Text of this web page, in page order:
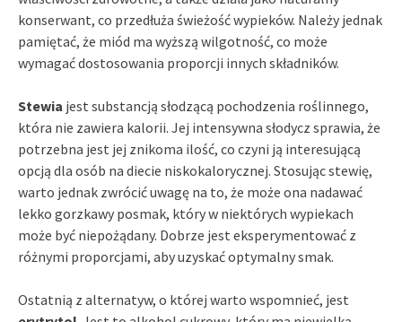
konserwant, co przedłuża świeżość wypieków. Należy jednak
pamiętać, że miód ma wyższą wilgotność, co może
wymagać dostosowania proporcji innych składników.
Stewia jest substancją słodzącą pochodzenia roślinnego,
która nie zawiera kalorii. Jej intensywna słodycz sprawia, że
potrzebna jest jej znikoma ilość, co czyni ją interesującą
opcją dla osób na diecie niskokalorycznej. Stosując stewię,
warto jednak zwrócić uwagę na to, że może ona nadawać
lekko gorzkawy posmak, który w niektórych wypiekach
może być niepożądany. Dobrze jest eksperymentować z
różnymi proporcjami, aby uzyskać optymalny smak.
Ostatnią z alternatyw, o której warto wspomnieć, jest